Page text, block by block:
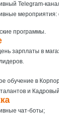
Telegram-
мероприятия:
программы.
зарплаты в
обучение в
и
чат-боты;